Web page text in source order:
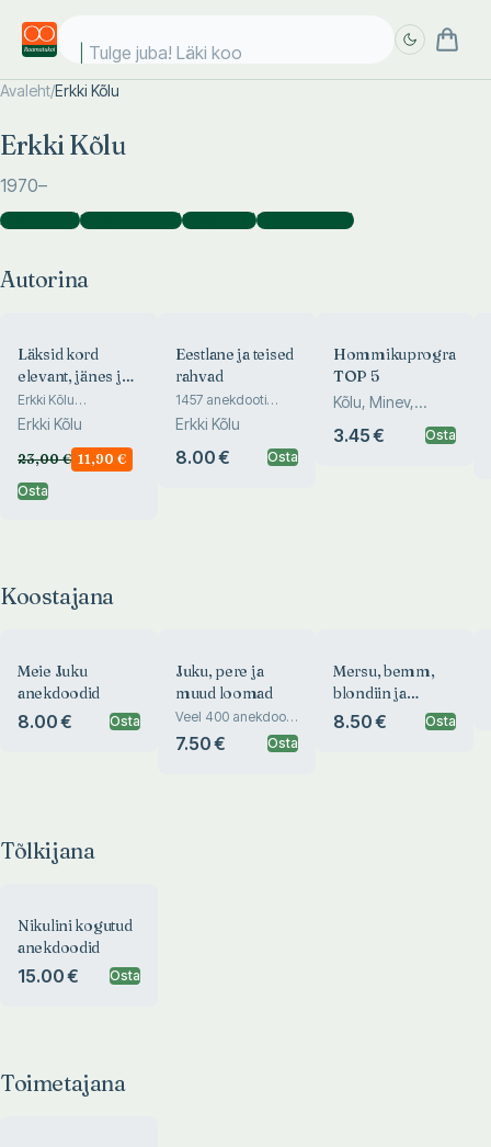
Tulge juba! Läki kooli
Avaleht/Erkki Kõlu
Erkki Kõlu
1970–
Autorina )Koostajana )Tõlkijana )Toimetajana )
Autorina
Läksid kord
elevant, jänes ja
siil...
Erkki Kõlu
anekdoote
loomariigist
Erkki Kõlu
23,00 € 11,90 €
Osta
Eestlane ja teised
rahvad
1457 anekdooti
erinevatest
rahvustest
Erkki Kõlu
8.00 € Osta
Hommikuprogrammi
TOP 5
Kõlu, Minev,
3.45 € Osta
Koostajana
Meie Juku
anekdoodid
8.00 € Osta
Juku, pere ja
muud loomad
Veel 400 anekdooti
väsimatust
vigurivändast
7.50 € Osta
Mersu, bemm,
blondiin ja
semud
8.50 € Osta
Tõlkijana
Nikulini kogutud
anekdoodid
15.00 € Osta
Toimetajana